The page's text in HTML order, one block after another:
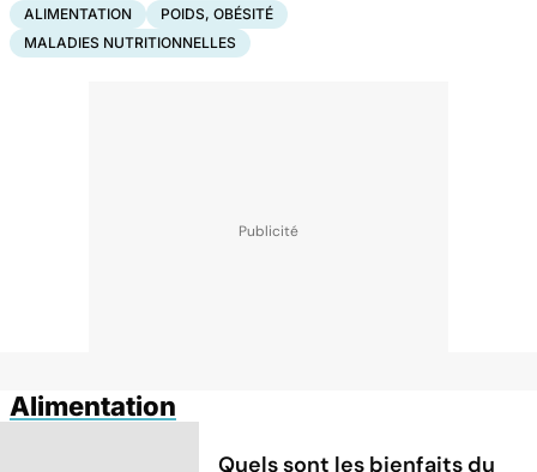
ALIMENTATION
POIDS, OBÉSITÉ
MALADIES NUTRITIONNELLES
Alimentation
Quels sont les bienfaits du